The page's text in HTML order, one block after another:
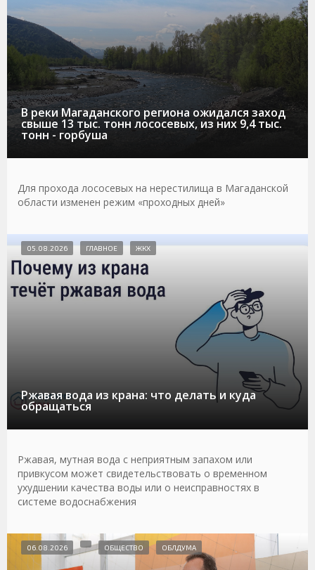
В реки Магаданского региона ожидался заход
свыше 13 тыс. тонн лососевых, из них 9,4 тыс.
тонн - горбуша
Для прохода лососевых на нерестилища в Магаданской
области изменен режим «проходных дней»
Ржавая вода из крана: что делать и куда
обращаться
05.08.2026 ГЛАВНОЕ ЖКХ
Ржавая, мутная вода с неприятным запахом или
привкусом может свидетельствовать о временном
ухудшении качества воды или о неисправностях в
системе водоснабжения
06.08.2026 ОБЩЕСТВО ОБЛДУМА